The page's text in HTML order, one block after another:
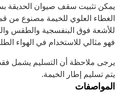
يمكن تثبيت سقف صيوان الحديقة
الغطاء العلوي للخيمة مصنوع من
فهو مثالي للاستخدام في الهواء
يرجى ملاحظة أن التسليم يشمل
يتم تسليم إطار الخيمة.
المواصفات